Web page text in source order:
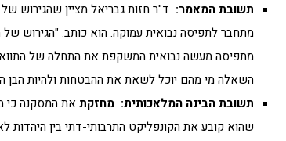
תשובת המאמר: ד"ר חזות גבריאל מציין שהגירוש
מתחבר לתפיסה נבואית עמוקה. הוא כותב: "הגירוש
מתפיסה מעשה נבואית המשקפת את התחלה של התוואי
השאלה מי מהם יוכל לשאת את ההבטחות ולהיות הבן
תשובת הבינה המלאכותית: מחזקת את המסקנה כי
שהוא קובע את הקונפליקט התרבותי-דתי בין היהדות